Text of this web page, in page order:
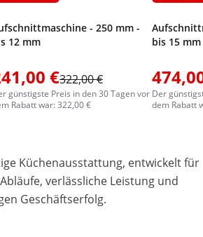
- 250 mm -
12 mm
€322,00 €
günstigste Preis in den 30 Tagen vor
Rabatt war: 322,00 €
bis 15 mm
Der
dem Rabatt
Küchenausstattung, entwickelt für
verlässliche Leistung und
Geschäftserfolg.